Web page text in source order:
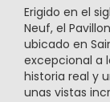
Erigido en el
Neuf, el
ubicado en
excepcional a
historia real y
unas vistas